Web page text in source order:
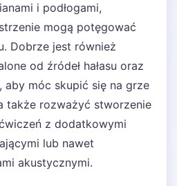
i podłogami,
mogą potęgować
Dobrze jest również
od źródeł hałasu oraz
aby móc skupić się na grze
także rozważyć stworzenie
z dodatkowymi
lub nawet
akustycznymi.